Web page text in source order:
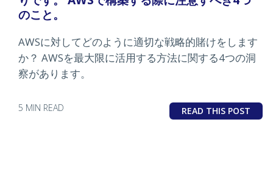
のこと。
AWSに対してどのように適切な戦略的賭けをします
か？ AWSを最大限に活用する方法に関する4つの洞
察があります。
5 MIN READ READ THIS POST